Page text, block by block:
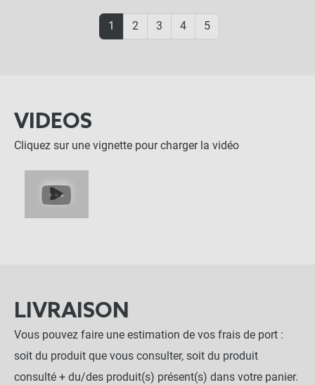
1 2 3 4 5
VIDEOS
Cliquez sur une vignette pour charger la vidéo
LIVRAISON
Vous pouvez faire une estimation de vos frais de port :
soit du produit que vous consulter, soit du produit
consulté + du/des produit(s) présent(s) dans votre panier.